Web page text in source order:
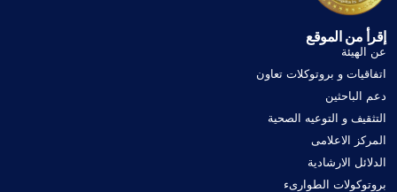
إقرأ من الموقع
عن الهيئة
اتفاقيات و بروتوكلات تعاون
دعم الباحثين
التثقيف و التوعيه الصحية
المركز الاعلامى
الدلائل الارشادية
بروتوكولات الطوارىء